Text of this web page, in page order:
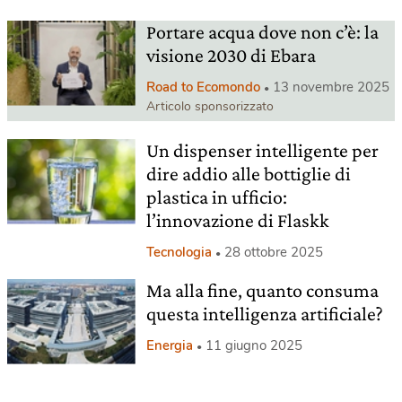
Portare acqua dove non c’è: la
visione 2030 di Ebara
Road to Ecomondo 13 novembre 2025
Articolo sponsorizzato
Un dispenser intelligente per
dire addio alle bottiglie di
plastica in ufficio:
l’innovazione di Flaskk
Tecnologia 28 ottobre 2025
Ma alla fine, quanto consuma
questa intelligenza artificiale?
Energia 11 giugno 2025